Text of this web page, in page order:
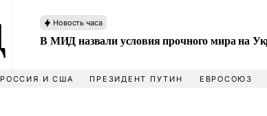
Новость часа
В МИД назвали условия прочного мира на
РОССИЯ И США ПРЕЗИДЕНТ ПУТИН ЕВРОСОЮЗ